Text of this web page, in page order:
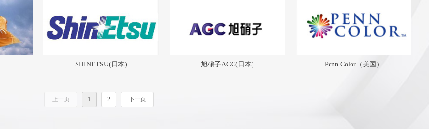
SHINETSU(日本) 旭硝子AGC(日本) Penn Color（美国）
上一页 1 2 下一页